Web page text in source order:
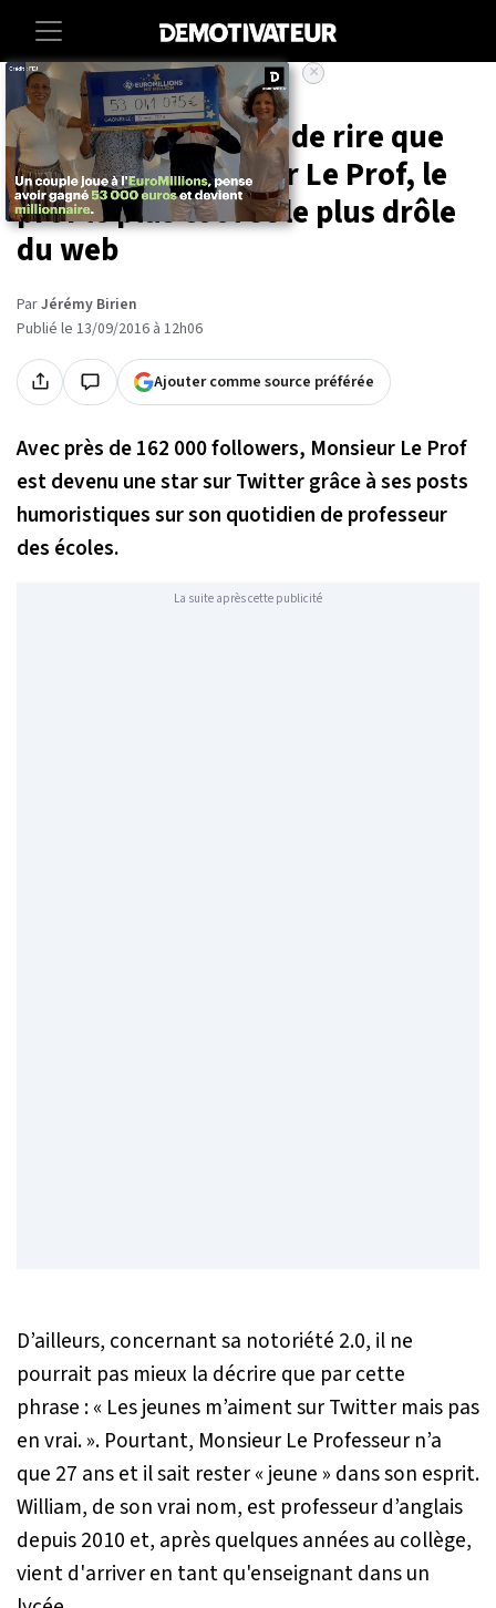
Accueil Insolite
26 tweets à mourir de rire que
l'on doit à Monsieur Le Prof, le
prof le plus cool et le plus drôle
du web
ParJérémy Birien
Publié le 13/09/2016 à 12h06
Ajouter comme source préférée
Avec près de 162 000 followers, Monsieur Le Prof
est devenu une star sur Twitter grâce à ses posts
humoristiques sur son quotidien de professeur
des écoles.
La suite après cette publicité
D’ailleurs, concernant sa notoriété 2.0, il ne
pourrait pas mieux la décrire que par cette
phrase : « Les jeunes m’aiment sur Twitter mais pas
en vrai. ». Pourtant, Monsieur Le Professeur n’a
que 27 ans et il sait rester « jeune » dans son esprit.
William, de son vrai nom, est professeur d’anglais
depuis 2010 et, après quelques années au collège,
vient d'arriver en tant qu'enseignant dans un
×